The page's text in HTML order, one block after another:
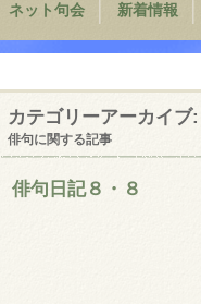
ネット句会 新着情報
カテゴリーアーカイブ:
俳句に関する記事
俳句日記８・８